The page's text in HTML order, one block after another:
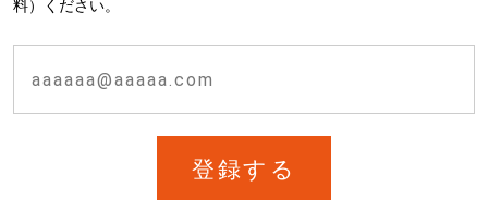
料）ください。
登録する